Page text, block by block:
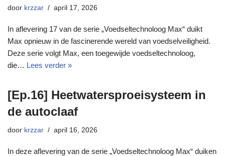
door krzzar april 17, 2026
In aflevering 17 van de serie „Voedseltechnoloog Max“ duikt
Max opnieuw in de fascinerende wereld van voedselveiligheid.
Deze serie volgt Max, een toegewijde voedseltechnoloog,
die… Lees verder »
[Ep.16] Heetwatersproeisysteem in
de autoclaaf
door krzzar april 16, 2026
In deze aflevering van de serie „Voedseltechnoloog Max“ duiken